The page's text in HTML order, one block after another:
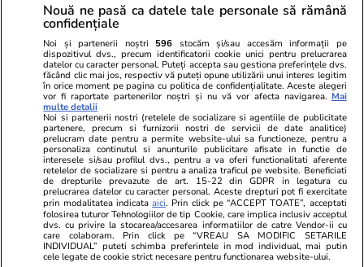
Gabryella 14.12.2023, 15:35
Trebuie personal calificat pentru așa ceva.
0 0 0
Nicoleta1807 14.12.2023, 16:24
Poate ajuta și la tratarea durerii
0 0 0
Nicoleta1807 14.12.2023, 16:24
Un articol foarte interesant
0 0 0
Nouă ne pasă ca datele tale personale să rămână
confidențiale
Noi și partenerii noștri 596 stocăm și/sau accesăm informații pe
dispozitivul dvs., precum identificatorii cookie unici pentru prelucrarea
datelor cu caracter personal. Puteți accepta sau gestiona preferințele dvs.
făcând clic mai jos, respectiv vă puteți opune utilizării unui interes legitim
în orice moment pe pagina cu politica de confidențialitate. Aceste alegeri
vor fi raportate partenerilor noștri și nu vă vor afecta navigarea. Mai
multe detalii
Noi si partenerii nostri (retelele de socializare si agentiile de publicitate
partenere, precum si furnizorii nostri de servicii de date analitice)
prelucram date pentru a permite website-ului sa functioneze, pentru a
personaliza continutul si anunturile publicitare afisate in functie de
interesele si/sau profilul dvs., pentru a va oferi functionalitati aferente
retelelor de socializare si pentru a analiza traficul pe website. Beneficiati
de drepturile prevazute de art. 15-22 din GDPR in legatura cu
prelucrarea datelor cu caracter personal. Aceste drepturi pot fi exercitate
prin modalitatea indicataaici. Prin click pe “ACCEPT TOATE”, acceptati
folosirea tuturor Tehnologiilor de tip Cookie, care implica inclusiv acceptul
dvs. cu privire la stocarea/accesarea informatiilor de catre Vendor-ii cu
care colaboram. Prin click pe “VREAU SA MODIFIC SETARILE
INDIVIDUAL” puteti schimba preferintele in mod individual, mai putin
cele legate de cookie strict necesare pentru functionarea website-ului.